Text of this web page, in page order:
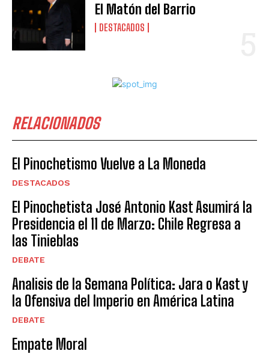
El Matón del Barrio
DESTACADOS
RELACIONADOS
El Pinochetismo Vuelve a La Moneda
DESTACADOS
El Pinochetista José Antonio Kast Asumirá la
Presidencia el 11 de Marzo: Chile Regresa a
las Tinieblas
DEBATE
Analisis de la Semana Política: Jara o Kast y
la Ofensiva del Imperio en América Latina
DEBATE
Empate Moral